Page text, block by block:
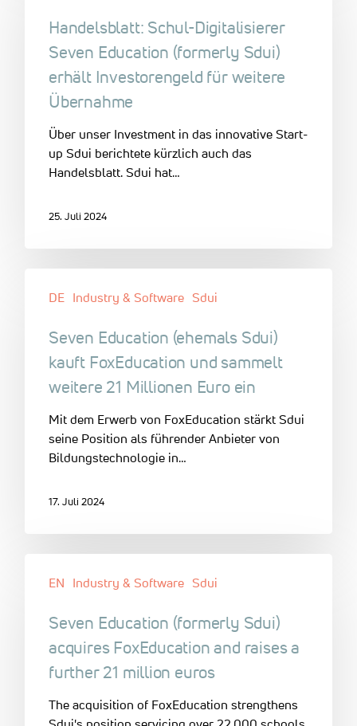
Handelsblatt: Schul-Digitalisierer
Seven Education (formerly Sdui)
erhält Investorengeld für weitere
Übernahme
Über unser Investment in das innovative Start-
up Sdui berichtete kürzlich auch das
Handelsblatt. Sdui hat…
25. Juli 2024
DE Industry & Software Sdui
Seven Education (ehemals Sdui)
kauft FoxEducation und sammelt
weitere 21 Millionen Euro ein
Mit dem Erwerb von FoxEducation stärkt Sdui
seine Position als führender Anbieter von
Bildungstechnologie in…
17. Juli 2024
EN Industry & Software Sdui
Seven Education (formerly Sdui)
acquires FoxEducation and raises a
further 21 million euros
The acquisition of FoxEducation strengthens